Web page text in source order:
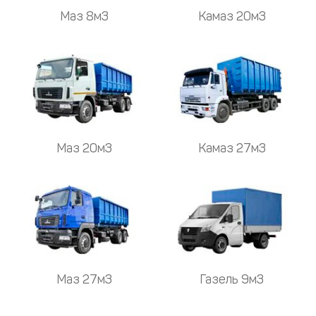
Маз 8м3 Камаз 20м3
Маз 20м3 Камаз 27м3
Маз 27м3 Газель 9м3